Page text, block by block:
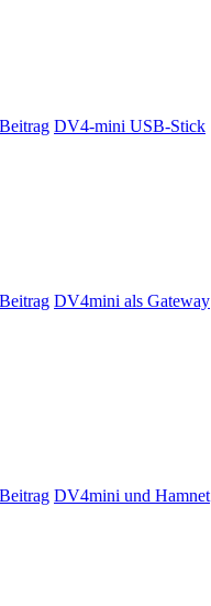
DV4-mini USB-Stick
DV4mini als Gateway
DV4mini und Hamnet